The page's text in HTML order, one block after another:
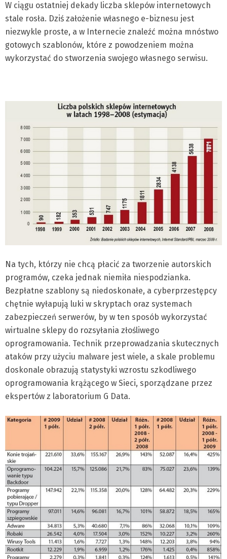
W ciągu ostatniej dekady liczba sklepów internetowych
stale rosła. Dziś założenie własnego e-biznesu jest
niezwykle proste, a w Internecie znaleźć można mnóstwo
gotowych szablonów, które z powodzeniem można
wykorzystać do stworzenia swojego własnego serwisu.
Na tych, którzy nie chcą płacić za tworzenie autorskich
programów, czeka jednak niemiła niespodzianka.
Bezpłatne szablony są niedoskonałe, a cyberprzestępcy
chętnie wyłapują luki w skryptach oraz systemach
zabezpieczeń serwerów, by w ten sposób wykorzystać
wirtualne sklepy do rozsyłania złośliwego
oprogramowania. Technik przeprowadzania skutecznych
ataków przy użyciu malware jest wiele, a skale problemu
doskonale obrazują statystyki wzrostu szkodliwego
oprogramowania krążącego w Sieci, sporządzane przez
ekspertów z laboratorium G Data.